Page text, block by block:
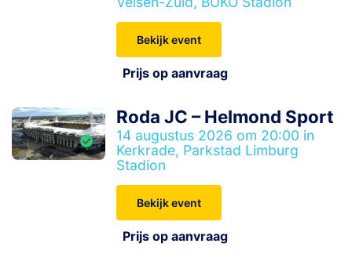
Bekijk event
Prijs op aanvraag
Roda JC – Helmond Sport
14 augustus 2026 om 20:00 in
Kerkrade, Parkstad Limburg
Stadion
Bekijk event
Prijs op aanvraag